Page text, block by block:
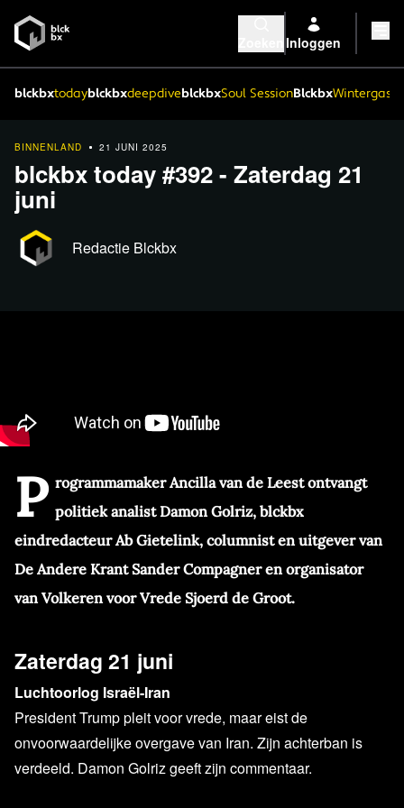
Inloggen
blckbxtodayblckbxdeepdiveblckbxSoul SessionBlckbx
BINNENLAND 21 JUNI 2025
blckbx today #392 - Zaterdag 21
juni
Redactie Blckbx
P rogrammamaker Ancilla van de Leest ontvangt
politiek analist Damon Golriz, blckbx
eindredacteurAb Gietelink, columnist en uitgever van
De Andere Krant Sander Compagner en organisator
van Volkeren voor Vrede Sjoerd de Groot.
Zaterdag 21 juni
Luchtoorlog Israël-Iran
President Trump pleit voor vrede, maar eist de
onvoorwaardelijke overgave van Iran. Zijn achterban is
verdeeld. Damon Golriz geeft zijn commentaar.